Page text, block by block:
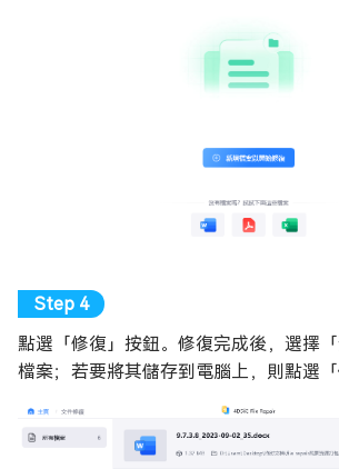
點選「修復」按鈕。修復完成後，選擇
檔案；若要將其儲存到電腦上，則點選「